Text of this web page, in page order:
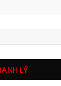
LÝ